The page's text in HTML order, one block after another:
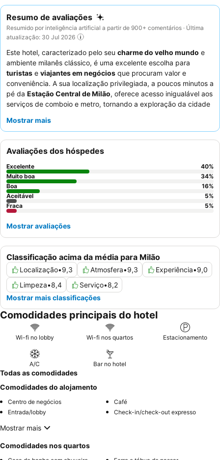
Resumo de avaliações
Resumido por inteligência artificial a partir de 900+ comentários · Última
atualização: 30 Jul 2026
Este hotel, caracterizado pelo seu charme do velho mundo e
ambiente milanês clássico, é uma excelente escolha para
turistas e viajantes em negócios que procuram valor e
conveniência. A sua localização privilegiada, a poucos minutos a
pé da Estação Central de Milão, oferece acesso inigualável aos
serviços de comboio e metro, tornando a exploração da cidade
confortáveis, garantindo uma estadia tranquila. Os hóspedes
prestativos
e o diversificado
inclui café feito na hora. Para aqueles que priorizam um
ambiente tranquilo, recomenda-se solicitar um quarto virado
para o jardim.
Mostrar mais
Classificação acima da média para Milão
Localização•9,3 Atmosfera•9,3 Experiência•9,0
Limpeza•8,4 Serviço•8,2
Mostrar mais classificações
Avaliações dos hóspedes
Excelente 40%
Muito boa
34%
Boa
16%
Aceitável
5%
Fraca
5%
Mostrar avaliações
Comodidades principais do hotel
Wi-fi no lobby Wi-fi nos quartos Estacionamento
A/C Bar no hotel
Todas as comodidades
Comodidades do alojamento
Centro de negócios
Café
Entrada/lobby
Check-in/check-out expresso
Mostrar mais
Comodidades nos quartos